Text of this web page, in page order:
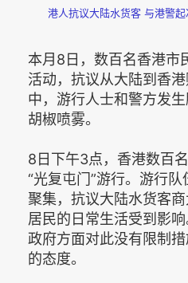
港人抗议大陆水货客 与港警起
本月8日，数百名香港市
活动，抗议从大陆到香
中，游行人士和警方发
胡椒喷雾。
8日下午3点，香港数百
“光复屯门”游行。游行
聚集，抗议大陆水货客
居民的日常生活受到影
政府方面对此没有限制
的态度。